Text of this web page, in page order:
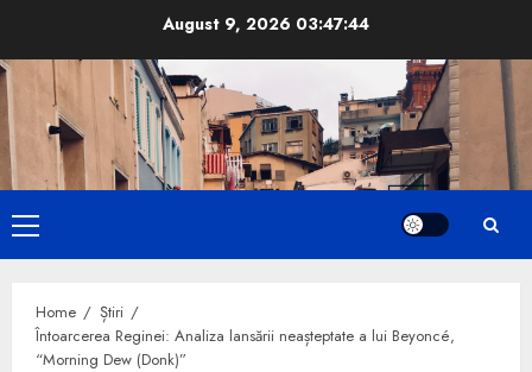
content
August 9, 2026 03:47:46
Primary
Menu
Home
Știri
Întoarcerea Reginei: Analiza lansării neașteptate a lui Beyoncé,
“Morning Dew (Donk)”